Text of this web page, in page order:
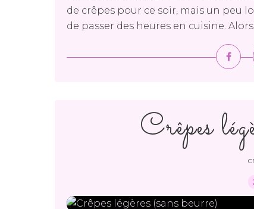
de crêpes pour ce soir, mais un peu
de passer des heures en cuisine.
Crêpes